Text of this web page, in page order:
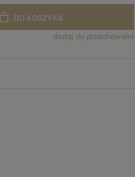
DO KOSZYKA
dodaj do przechowalni